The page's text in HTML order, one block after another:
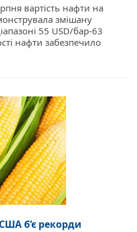
вартість нафти на
змішану
55 USD/бар-63
нафти забезпечило
б’є рекорди